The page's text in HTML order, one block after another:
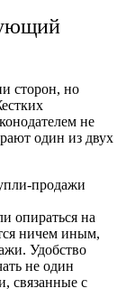
сторон, но
не
один из двух
продажи
опираться на
ничем иным,
Удобство
не один
связанные с